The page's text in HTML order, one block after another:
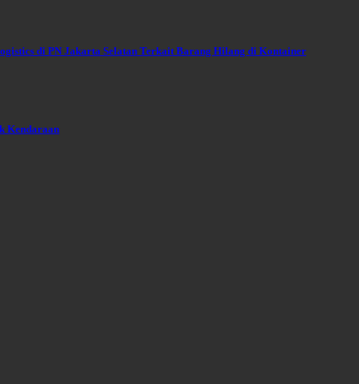
di PN Jakarta Selatan Terkait Barang Hilang di Kontainer
Kendaraan